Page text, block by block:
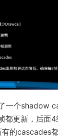
一个shadow
都更新，后面4
的cascades